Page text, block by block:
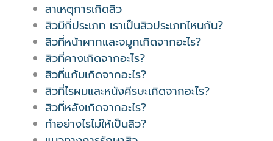
สาเหตุการเกิดสิว
สิวมีกี่ประเภท เราเป็นสิวประเภทไหนกัน?
สิวที่หน้าผากและจมูกเกิดจากอะไร?
สิวที่คางเกิดจากอะไร?
สิวที่แก้มเกิดจากอะไร?
สิวที่ไรผมและหนังศีรษะเกิดจากอะไร?
สิวที่หลังเกิดจากอะไร?
ทำอย่างไรไม่ให้เป็นสิว?